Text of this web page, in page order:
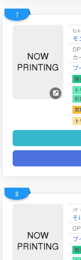
7
ﾓﾝ
モ
カ
ブ
8
ｿｹﾞ
そ
ブ